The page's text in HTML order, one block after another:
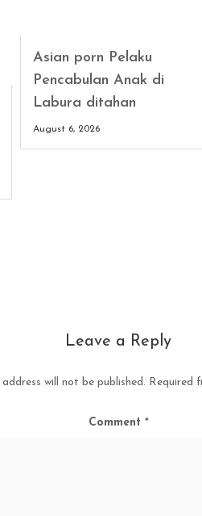
Asian porn Pelaku
Pencabulan Anak di
Labura ditahan
August 6, 2026
Leave a Reply
will not be published. Required
Comment *